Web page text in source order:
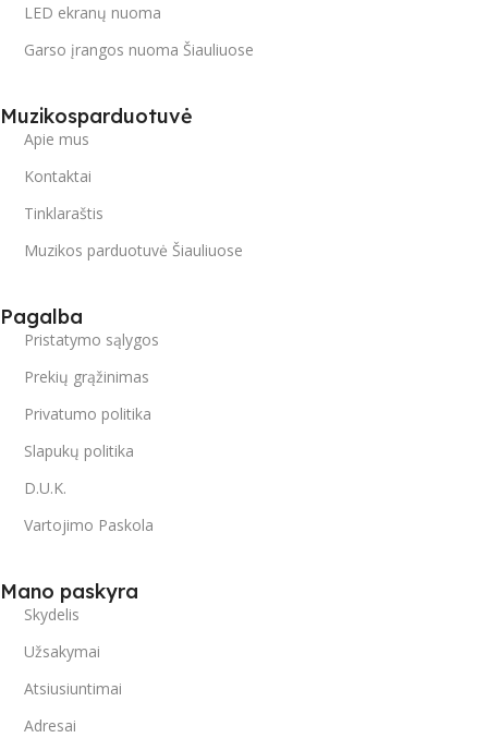
LED ekranų nuoma
Garso įrangos nuoma Šiauliuose
Muzikosparduotuvė
Apie mus
Kontaktai
Tinklaraštis
Muzikos parduotuvė Šiauliuose
Pagalba
Pristatymo sąlygos
Prekių grąžinimas
Privatumo politika
Slapukų politika
D.U.K.
Vartojimo Paskola
Mano paskyra
Skydelis
Užsakymai
Atsiusiuntimai
Adresai